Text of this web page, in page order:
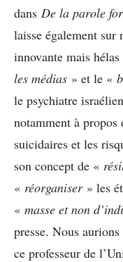
dans De la parole
laisse également
innovante mais
les médias » et le «
le psychiatre
notamment à propos
suicidaires et les
son concept de «
« réorganiser» les
« masse et non
presse. Nous
ce professeur de